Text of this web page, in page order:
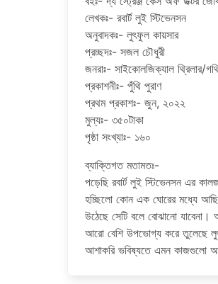
লেখকঃ- রবার্ট লুই স্টিভেনসন
অনুবাদকঃ- লুৎফুল কায়সার
প্রচ্ছদঃ- সজল চৌধুরী
জনরাঃ- সাইকোলজিক্যাল থ্রিলার/
প্রকাশনীঃ- পুঁথি পুরাণ
প্রথম প্রকাশঃ- জুন, ২০২২
মুল্যঃ- ৩৫০টাকা
পৃষ্ঠা সংখ্যাঃ- ১৬০
ব্যাক্তিগত মতামতঃ-
পড়েছি রবার্ট লুই স্টিভেনসন এর
হচ্ছিলো কোন এক ঘোরের মধ্যে আছি,
উঠেছে সেটি বলে বোঝানো
আরো বেশি উপভোগ্য করে তুলেছে
আশাকরি ভবিষ্যতে এমন কাজগুলো